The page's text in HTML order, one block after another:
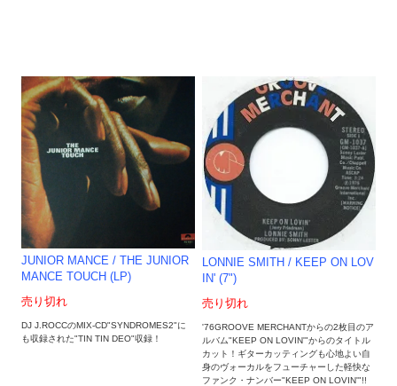
JUNIOR MANCE / THE JUNIOR
MANCE TOUCH (LP)
売り切れ
DJ J.ROCCのMIX-CD"SYNDROMES2"に
も収録された"TIN TIN DEO"収録！
LONNIE SMITH / KEEP ON LOV
IN' (7")
売り切れ
'76GROOVE MERCHANTからの2枚目のア
ルバム"KEEP ON LOVIN'"からのタイトル
カット！ギターカッティングも心地よい自
身のヴォーカルをフューチャーした軽快な
ファンク・ナンバー"KEEP ON LOVIN'"!!